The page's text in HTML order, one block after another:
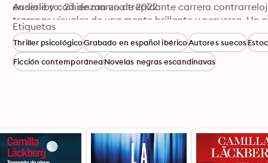
en serie y comienzan una trepidante carrera
trampas visuales de una mente brillante y perversa. Un
humana que no dejará indiferente a ningún lector.
Audiolibro: 23 de marzo de 2022
Etiquetas
Thriller psicológicoGrabado en español ibéricoAutores suecos
Ficción contemporáneaNovelas negras escandinavas